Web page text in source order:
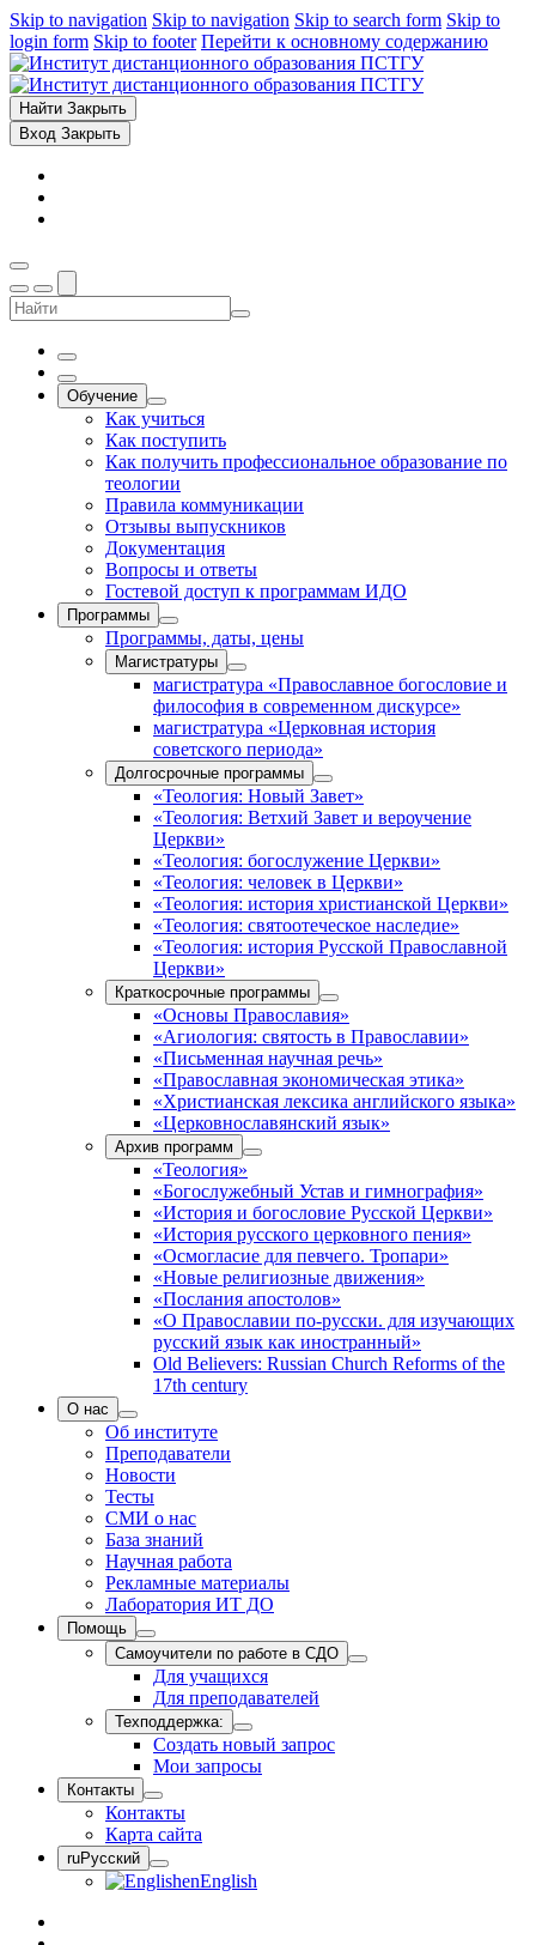
Skip to navigation Skip to navigation Skip to search form Skip to
login form Skip to footer Перейти к основному содержанию
Найти Закрыть
Вход Закрыть
Обучение
Как учиться
Как поступить
Как получить профессиональное образование по
теологии
Правила коммуникации
Отзывы выпускников
Документация
Вопросы и ответы
Гостевой доступ к программам ИДО
Программы
Программы, даты, цены
Магистратуры
магистратура «Православное богословие и
философия в современном дискурсе»
магистратура «Церковная история
советского периода»
Долгосрочные программы
«Теология: Новый Завет»
«Теология: Ветхий Завет и вероучение
Церкви»
«Теология: богослужение Церкви»
«Теология: человек в Церкви»
«Теология: история христианской Церкви»
«Теология: святоотеческое наследие»
«Теология: история Русской Православной
Церкви»
Краткосрочные программы
«Основы Православия»
«Агиология: святость в Православии»
«Письменная научная речь»
«Православная экономическая этика»
«Христианская лексика английского языка»
«Церковнославянский язык»
Архив программ
«Теология»
«Богослужебный Устав и гимнография»
«История и богословие Русской Церкви»
«История русского церковного пения»
«Осмогласие для певчего. Тропари»
«Новые религиозные движения»
«Послания апостолов»
«О Православии по-русски. для изучающих
русский язык как иностранный»
Old Believers: Russian Church Reforms of the
17th century
О нас
Об институте
Преподаватели
Новости
Тесты
СМИ о нас
База знаний
Научная работа
Рекламные материалы
Лаборатория ИТ ДО
Помощь
Самоучители по работе в СДО
Для учащихся
Для преподавателей
Техподдержка:
Создать новый запрос
Мои запросы
Контакты
Контакты
Карта сайта
ruРусский
enEnglish